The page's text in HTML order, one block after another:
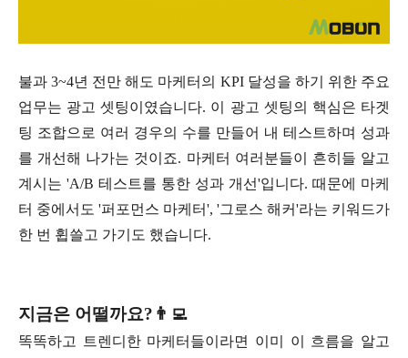
불과 3~4년 전만 해도 마케터의 KPI 달성을 하기 위한 주요
업무는 광고 셋팅이였습니다. 이 광고 셋팅의 핵심은 타겟
팅 조합으로 여러 경우의 수를 만들어 내 테스트하며 성과
를 개선해 나가는 것이죠. 마케터 여러분들이 흔히들 알고
계시는 'A/B 테스트를 통한 성과 개선'입니다. 때문에 마케
터 중에서도 '퍼포먼스 마케터', '그로스 해커'라는 키워드가
한 번 휩쓸고 가기도 했습니다.
지금은 어떨까요?👨‍💻
똑똑하고 트렌디한 마케터들이라면 이미 이 흐름을 알고